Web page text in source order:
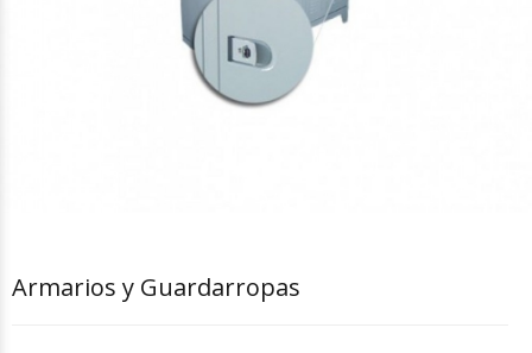
Armarios y Guardarropas